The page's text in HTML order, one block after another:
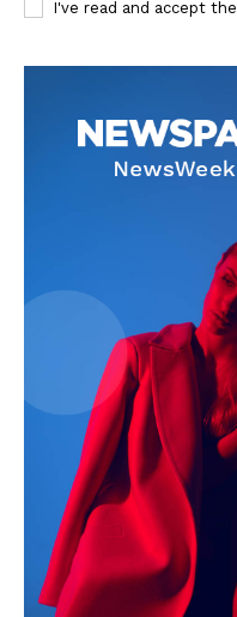
I've read and accept the